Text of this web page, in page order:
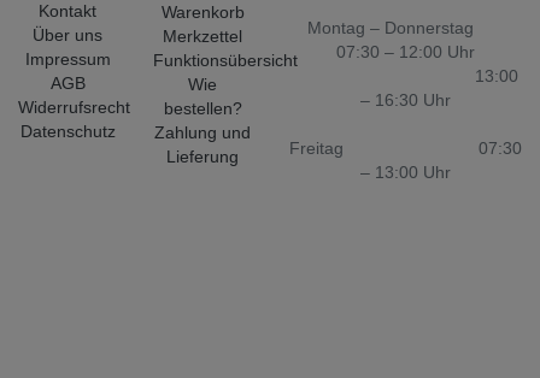
Kontakt
Über uns
Impressum
AGB
Widerrufsrecht
Datenschutz
Warenkorb
Merkzettel
Funktionsübersicht
Wie
bestellen?
Zahlung und
Lieferung
Montag – Donnerstag
07:30 – 12:00 Uhr
13:00
– 16:30 Uhr
Freitag 07:30
– 13:00 Uhr